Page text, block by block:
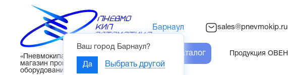
«Пневмокипавтоматика» – интернет-
магазин промышленного
оборудования
Барнаул
Ваш город Барнаул?
Да Выбрать другой
sales@pnevmokip.ru
Каталог Продукция ОВЕН